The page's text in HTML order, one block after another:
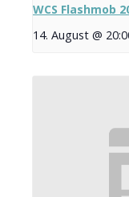
WCS Flashmob
14. August @